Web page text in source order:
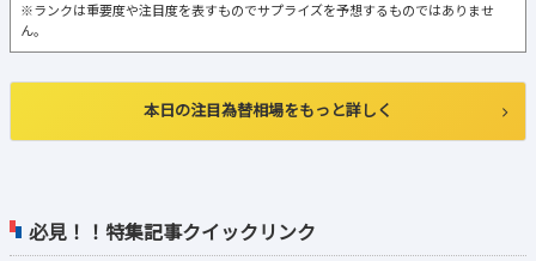
必見！！特集記事クイックリンク
※ランクは重要度や注目度を表すものでサプライズを予想するものではありませ
ん。
本日の注目為替相場をもっと詳しく